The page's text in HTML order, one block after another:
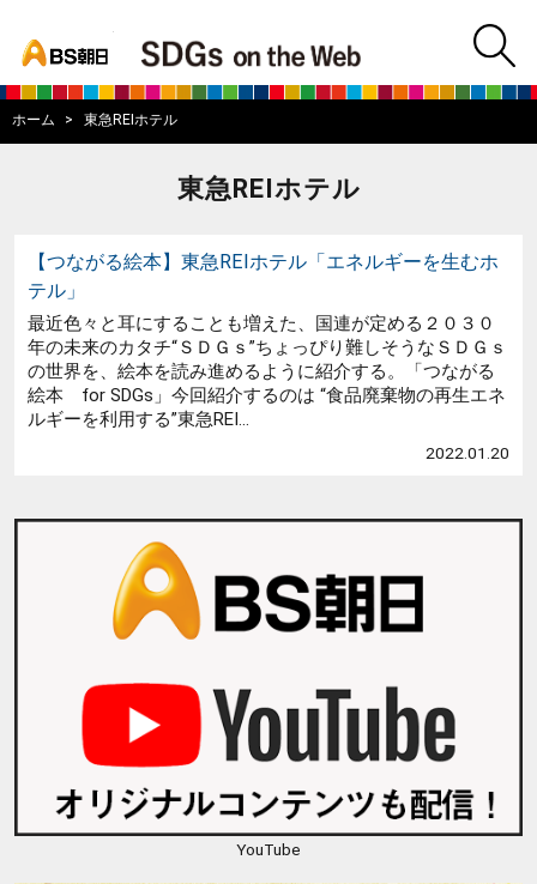
BS朝日SDGs
ホーム 東急REIホテル
東急REIホテル
【つながる絵本】東急REIホテル「エネルギーを生むホ
テル」
最近色々と耳にすることも増えた、国連が定める２０３０
年の未来のカタチ“ＳＤＧｓ”ちょっぴり難しそうなＳＤＧｓ
の世界を、絵本を読み進めるように紹介する。「つながる
絵本 for SDGs」今回紹介するのは “食品廃棄物の再生エネ
ルギーを利用する”東急REI...
2022.01.20
YouTube